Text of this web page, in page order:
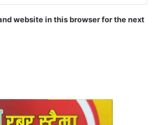
website in this browser for the next